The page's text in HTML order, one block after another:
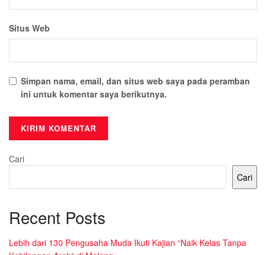
Situs Web
Simpan nama, email, dan situs web saya pada peramban
ini untuk komentar saya berikutnya.
Cari
Cari
Recent Posts
Lebih dari 130 Pengusaha Muda Ikuti Kajian “Naik Kelas Tanpa